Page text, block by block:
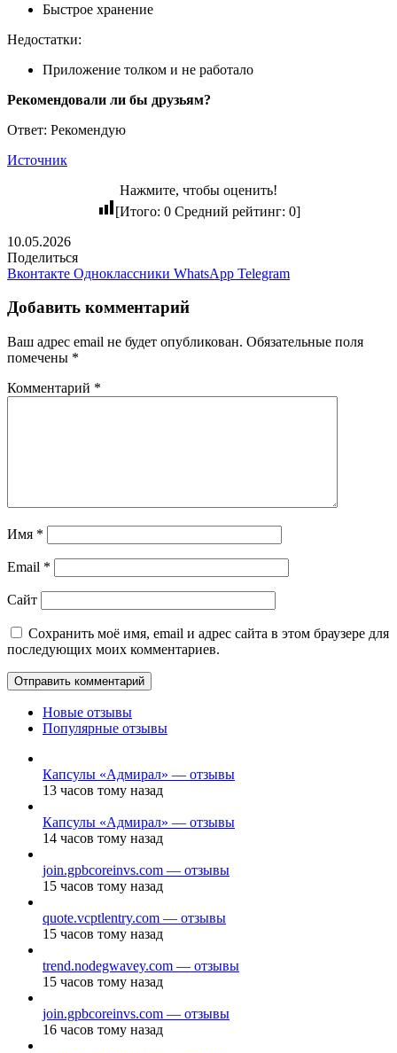
Быстрое хранение
Недостатки:
Приложение толком и не работало
Рекомендовали ли бы друзьям?
Ответ: Рекомендую
Источник
Нажмите, чтобы оценить!
[Итого: 0Средний рейтинг: 0]
10.05.2026
Поделиться
Вконтакте Одноклассники WhatsApp Telegram
Добавить комментарий
Ваш адрес email не будет опубликован. Обязательные поля
помечены *
Комментарий *
Имя *
Email *
Сайт
Сохранить моё имя, email и адрес сайта в этом браузере для
последующих моих комментариев.
Новые отзывы
Популярные отзывы
Капсулы «Адмирал» — отзывы
13 часов тому назад
Капсулы «Адмирал» — отзывы
14 часов тому назад
join.gpbcoreinvs.com — отзывы
15 часов тому назад
quote.vcptlentry.com — отзывы
15 часов тому назад
trend.nodegwavey.com — отзывы
15 часов тому назад
join.gpbcoreinvs.com — отзывы
16 часов тому назад